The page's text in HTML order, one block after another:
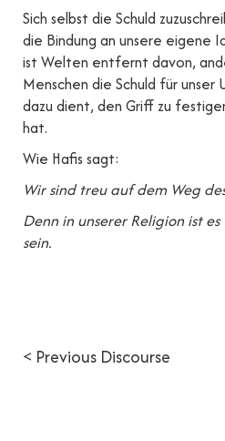
Sich selbst die Schuld
die Bindung an unsere eigene
ist Welten entfernt davon,
Menschen die Schuld für unser
dazu dient, den Griff zu
hat.
Wie Hafis sagt:
Wir sind treu auf dem Weg
Denn in unserer Religion ist
sein.
< Previous Discourse